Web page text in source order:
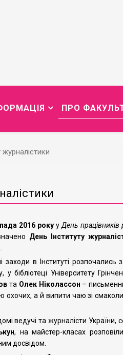
ПРО
2016 року уДень працівників
День Інституту
заходи в Інституті
у бібліотеці Університету
та Олек Ніколассон –
охочих, а й випити чаю зі
ведучі та журналісти України,
, на майстер-класах
досвідом.